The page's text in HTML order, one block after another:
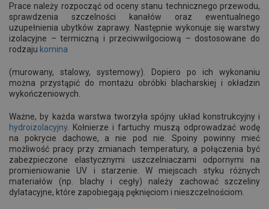
Prace należy rozpocząć od oceny stanu technicznego przewodu,
sprawdzenia szczelności kanałów oraz ewentualnego
uzupełnienia ubytków zaprawy. Następnie wykonuje się warstwy
izolacyjne – termiczną i przeciwwilgociową – dostosowane do
rodzaju komina
(murowany, stalowy, systemowy). Dopiero po ich wykonaniu
można przystąpić do montażu obróbki blacharskiej i okładzin
wykończeniowych.
Ważne, by każda warstwa tworzyła spójny układ konstrukcyjny i
hydroizolacyjny. Kołnierze i fartuchy muszą odprowadzać wodę
na pokrycie dachowe, a nie pod nie. Spoiny powinny mieć
możliwość pracy przy zmianach temperatury, a połączenia być
zabezpieczone elastycznymi uszczelniaczami odpornymi na
promieniowanie UV i starzenie. W miejscach styku różnych
materiałów (np. blachy i cegły) należy zachować szczeliny
dylatacyjne, które zapobiegają pęknięciom i nieszczelnościom.